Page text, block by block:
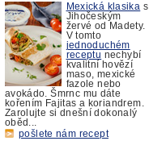
Mexická klasika s
Jihočeským
žervé od Madety.
V tomto
jednoduchém
receptu nechybí
kvalitní hovězí
maso, mexické
fazole nebo
avokádo. Šmrnc mu dáte
kořením Fajitas a koriandrem.
Zarolujte si dnešní dokonalý
oběd...
pošlete nám recept